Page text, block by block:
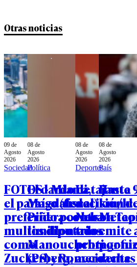
Otras noticias
09 de
Agosto
2026
Sociedad
FOTOS - Miami,
el paraíso (fiscal)
preferido por los
multimillonarios
como
Zuckerberg,
08 de
Agosto
2026
Política
El dardo de
Magdalena
Piñera contra
los diputados
Manouchehri
(PS) y Romero
08 de
Agosto
2026
Deportes
La tajante
decisión
Nelson
tras
accidente
08 de
Agosto
2026
País
Hasta
km/h:
emite
por